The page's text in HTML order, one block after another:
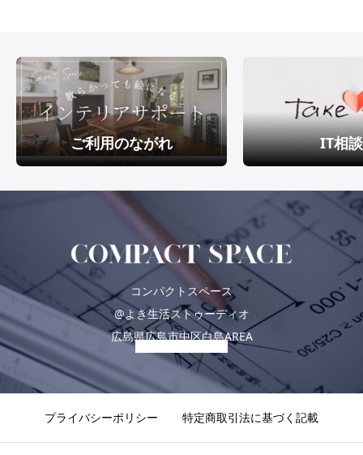
ご利用のながれ IT相
コンパクトスペース
@よき生活ストゥーディオ
広島県広島市中区白島AREA
プライバシーポリシー 特定商取引法に基づく記載